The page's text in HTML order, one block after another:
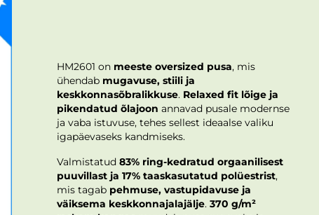
HM2601 on meeste oversized pusa, mis
ühendab mugavuse, stiili ja
keskkonnasõbralikkuse. Relaxed fit lõige ja
pikendatud õlajoon annavad pusale modernse
ja vaba istuvuse, tehes sellest ideaalse valiku
igapäevaseks kandmiseks.
Valmistatud83% ring-kedratud orgaanilisest
puuvillast ja 17% taaskasutatud polüestrist,
mis tagab pehmuse, vastupidavuse ja
väiksema keskkonnajalajälje.370 g/m²